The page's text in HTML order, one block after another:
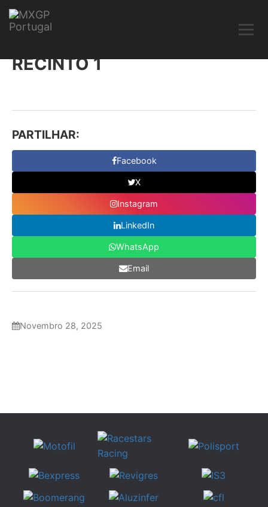
RECINTO 1
PARTILHAR:
Facebook
X
Instagram
LinkedIn
WhatsApp
Email
Novembro 28, 2025